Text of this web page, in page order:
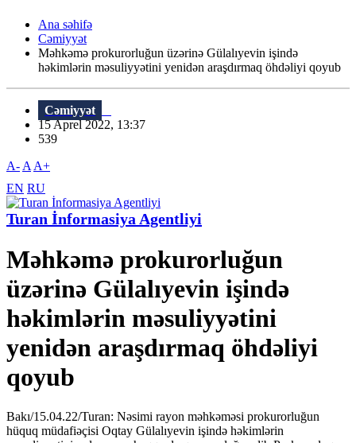
Ana səhifə
Cəmiyyət
Məhkəmə prokurorluğun üzərinə Gülalıyevin işində
həkimlərin məsuliyyətini yenidən araşdırmaq öhdəliyi qoyub
Cəmiyyət
15 Aprel 2022, 13:37
539
A- A A+
EN RU
Turan İnformasiya Agentliyi
Məhkəmə prokurorluğun
üzərinə Gülalıyevin işində
həkimlərin məsuliyyətini
yenidən araşdırmaq öhdəliyi
qoyub
Bakı/15.04.22/Turan: Nəsimi rayon məhkəməsi prokurorluğun
hüquq müdafiəçisi Oqtay Gülalıyevin işində həkimlərin